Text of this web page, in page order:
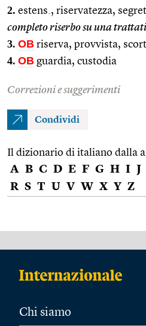
2. estens., riservatezza,
completo riserbo su una
3. OB riserva, provvista,
4. OB guardia, custodia
Correzioni e suggerimenti
Condividi
Il dizionario di italiano dalla
A B C D E F G H I J
R S T U V W X Y Z
Chi siamo